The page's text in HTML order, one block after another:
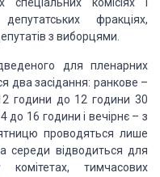
фракціях,
з виборцями.
для пленарних
два засідання: ранкове –
години до 12 години 30
до 16 години і вечірнє – з
проводяться лише
середи відводиться для
тимчасових